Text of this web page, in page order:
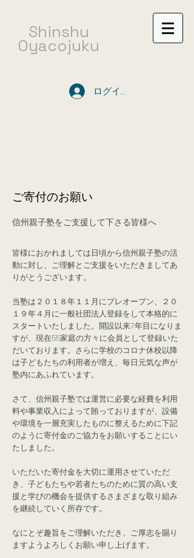
​Shinshu
Oyacojuku
ログイン
ご寄付のお願い
信州親子塾をご支援して下さる皆様へ
皆様におかれましては日頃から信州親子塾の活
動に対し、ご理解とご支援をいただきましてあ
りがとうございます。
当塾は２０１８年１１月にプレオープン、２０
１９年４月に一般社団法人登録をして本格的に
スタートいたしました。開設以来7年目になりま
すが、現在55家庭の方々に会員として登録いた
だいております。さらに学校のコロナ休校以降
は子どもたちの利用者が増え、毎日元気な声が
塾内にあふれています。
さて、信州親子塾では運営に必要な経費を利用
料や事業収入によって賄っておりますが、設備
や環境を一層充実したものに整えるために下記
のように寄付金のご協力をお願いすることにい
たしました。
いただいた寄付金を大切に運用させていただ
き、子どもたちや若者たちのために質の高い支
援と学びの機会を提供するさまざまな取り組み
を継続していく所存です。
なにとぞ趣旨をご理解いただき、ご厚志を賜り
ますようよろしくお願い申し上げます。